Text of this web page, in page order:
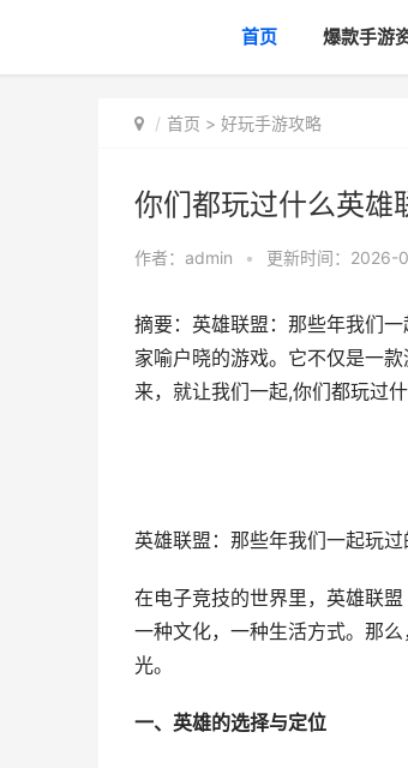
首页 爆款手游
首页 > 好玩手游攻略
你们都玩过什么英雄
作者： admin • 更新时间：2026-
摘要：英雄联盟：那些年我们
家喻户晓的游戏。它不仅是一
来，就让我们一起,你们都玩过
英雄联盟：那些年我们一起玩
在电子竞技的世界里，英雄联
一种文化，一种生活方式。那
光。
一、英雄的选择与定位